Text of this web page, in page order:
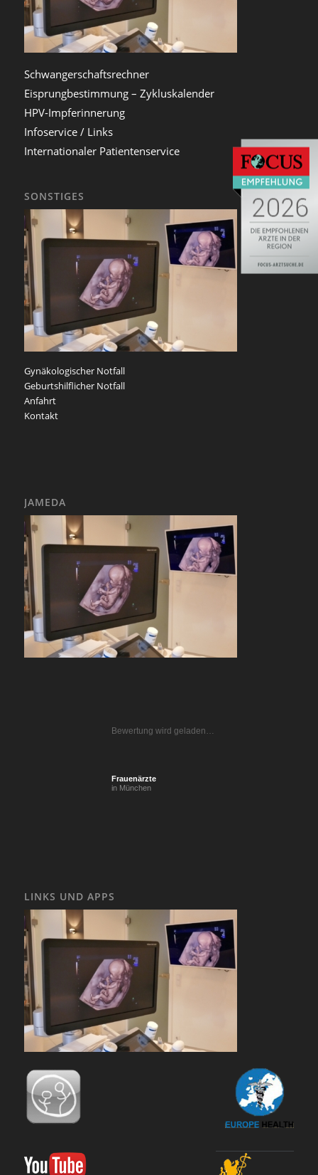
Schwangerschaftsrechner
Eisprungbestimmung – Zykluskalender
HPV-Impferinnerung
Infoservice / Links
Internationaler Patientenservice
SONSTIGES
Gynäkologischer Notfall
Geburtshilflicher Notfall
Anfahrt
Kontakt
JAMEDA
Bewertung wird geladen…
Frauenärzte
in München
LINKS UND APPS